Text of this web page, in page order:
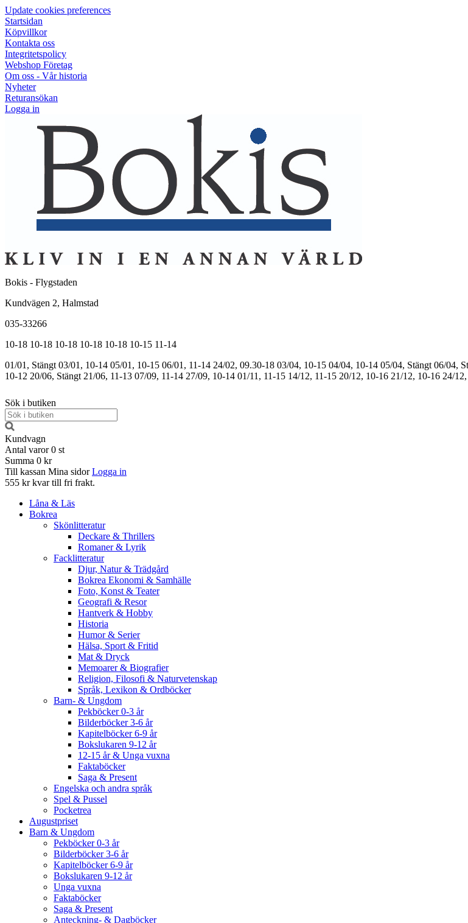
Update cookies preferences
Startsidan
Köpvillkor
Kontakta oss
Integritetspolicy
Webshop Företag
Om oss - Vår historia
Nyheter
Returansökan
Logga in
Bokis - Flygstaden
Kundvägen 2, Halmstad
035-33266
10-18 10-18 10-18 10-18 10-18 10-15 11-14
01/01, Stängt 03/01, 10-14 05/01, 10-15 06/01, 11-14 24/02, 09.30-18 03/04, 10-15 04/04, 10-14 05/04, Stängt 06/04,
10-12 20/06, Stängt 21/06, 11-13 07/09, 11-14 27/09, 10-14 01/11, 11-15 14/12, 11-15 20/12, 10-16 21/12, 10-16 24/
Sök i butiken
Kundvagn
Antal varor 0 st
Summa 0 kr
Till kassan Mina sidor Logga in
555 kr kvar till fri frakt.
Låna & Läs
Bokrea
Skönlitteratur
Deckare & Thrillers
Romaner & Lyrik
Facklitteratur
Djur, Natur & Trädgård
Bokrea Ekonomi & Samhälle
Foto, Konst & Teater
Geografi & Resor
Hantverk & Hobby
Historia
Humor & Serier
Hälsa, Sport & Fritid
Mat & Dryck
Memoarer & Biografier
Religion, Filosofi & Naturvetenskap
Språk, Lexikon & Ordböcker
Barn- & Ungdom
Pekböcker 0-3 år
Bilderböcker 3-6 år
Kapitelböcker 6-9 år
Bokslukaren 9-12 år
12-15 år & Unga vuxna
Faktaböcker
Saga & Present
Engelska och andra språk
Spel & Pussel
Pocketrea
Augustpriset
Barn & Ungdom
Pekböcker 0-3 år
Bilderböcker 3-6 år
Kapitelböcker 6-9 år
Bokslukaren 9-12 år
Unga vuxna
Faktaböcker
Saga & Present
Anteckning- & Dagböcker